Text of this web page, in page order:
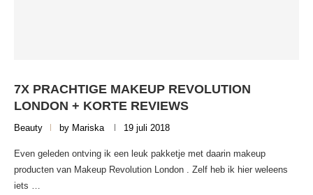
7X PRACHTIGE MAKEUP REVOLUTION
LONDON + KORTE REVIEWS
Beauty by Mariska 19 juli 2018
Even geleden ontving ik een leuk pakketje met daarin makeup
producten van Makeup Revolution London . Zelf heb ik hier weleens
iets …